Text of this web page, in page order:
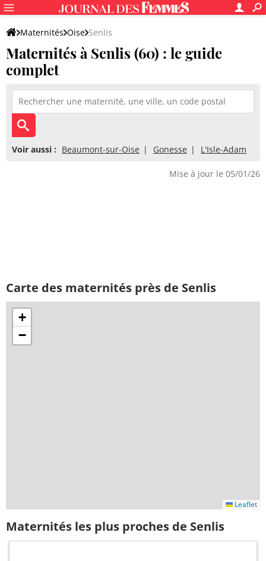
Maternités Oise Senlis
Maternités à Senlis (60) : le guide
complet
Voir aussi : Beaumont-sur-Oise Gonesse L'Isle-Adam
Mise à jour le 05/01/26
Carte des maternités près de Senlis
+
−
Leaflet
Maternités les plus proches de Senlis